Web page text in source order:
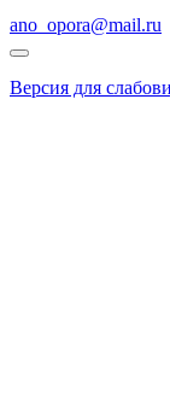
ano_opora@mail.ru
Версия для